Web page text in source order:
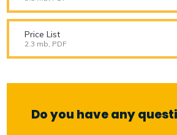
Price List
2.3 mb, PDF
Do you have any